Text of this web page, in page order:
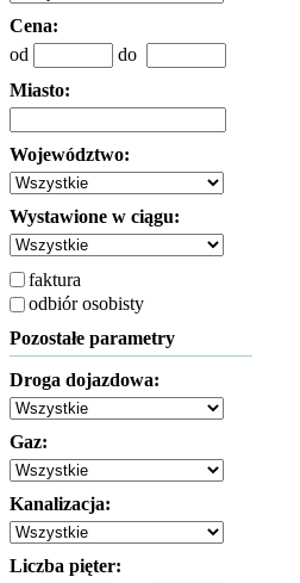
Cena:
od
do
Miasto:
Województwo:
Wystawione w ciągu:
faktura
odbiór osobisty
Pozostałe parametry
Droga dojazdowa:
Gaz:
Kanalizacja:
Liczba pięter: